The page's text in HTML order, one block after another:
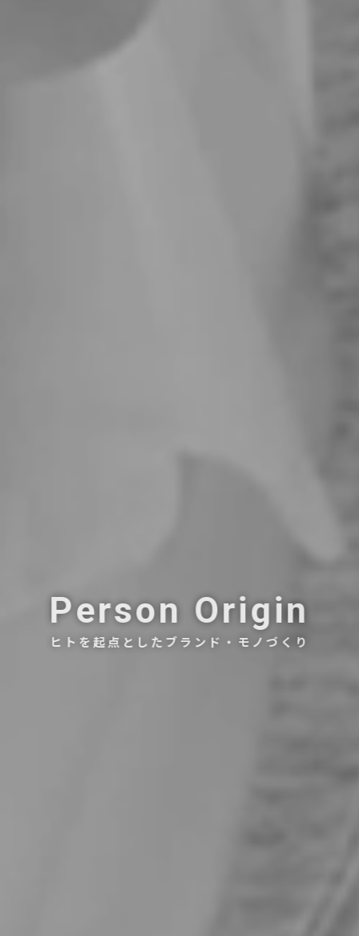
Person Origin
ヒトを起点としたブランド・モノづくり